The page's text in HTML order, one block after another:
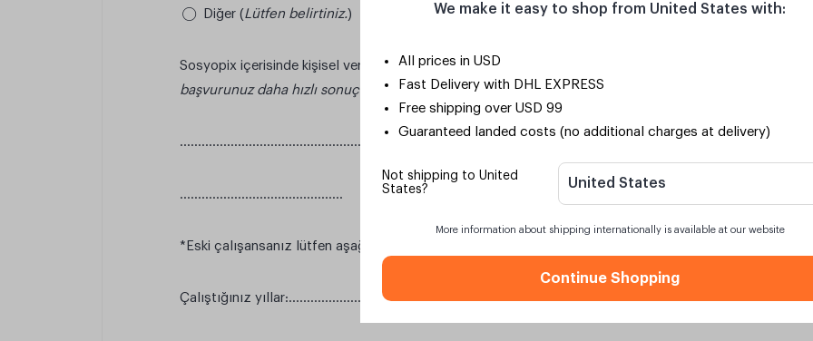
We make it easy to shop from United States with:
All prices in USD
Fast Delivery with DHL EXPRESS
Free shipping over USD 99
Guaranteed landed costs (no additional charges at delivery)
Not shipping to United
States?
United States
More information about shipping internationally is available at our website
Continue Shopping
⃝ Diğer (Lütfen belirtiniz.)
Sosyopix içerisinde kişisel verilerinizi toplayan birim (
Belirtilmesi zorunlu olmamakla birlikte,
başvurunuz daha hızlı sonuçlandırılabilecektir. ) :
……………………..........................................................................................
...............…………………………
*Eski çalışansanız lütfen aşağıdaki kısımları doldurunuz
Çalıştığınız yıllar:…………..……………………………... Çalıştığınız birim:…………..